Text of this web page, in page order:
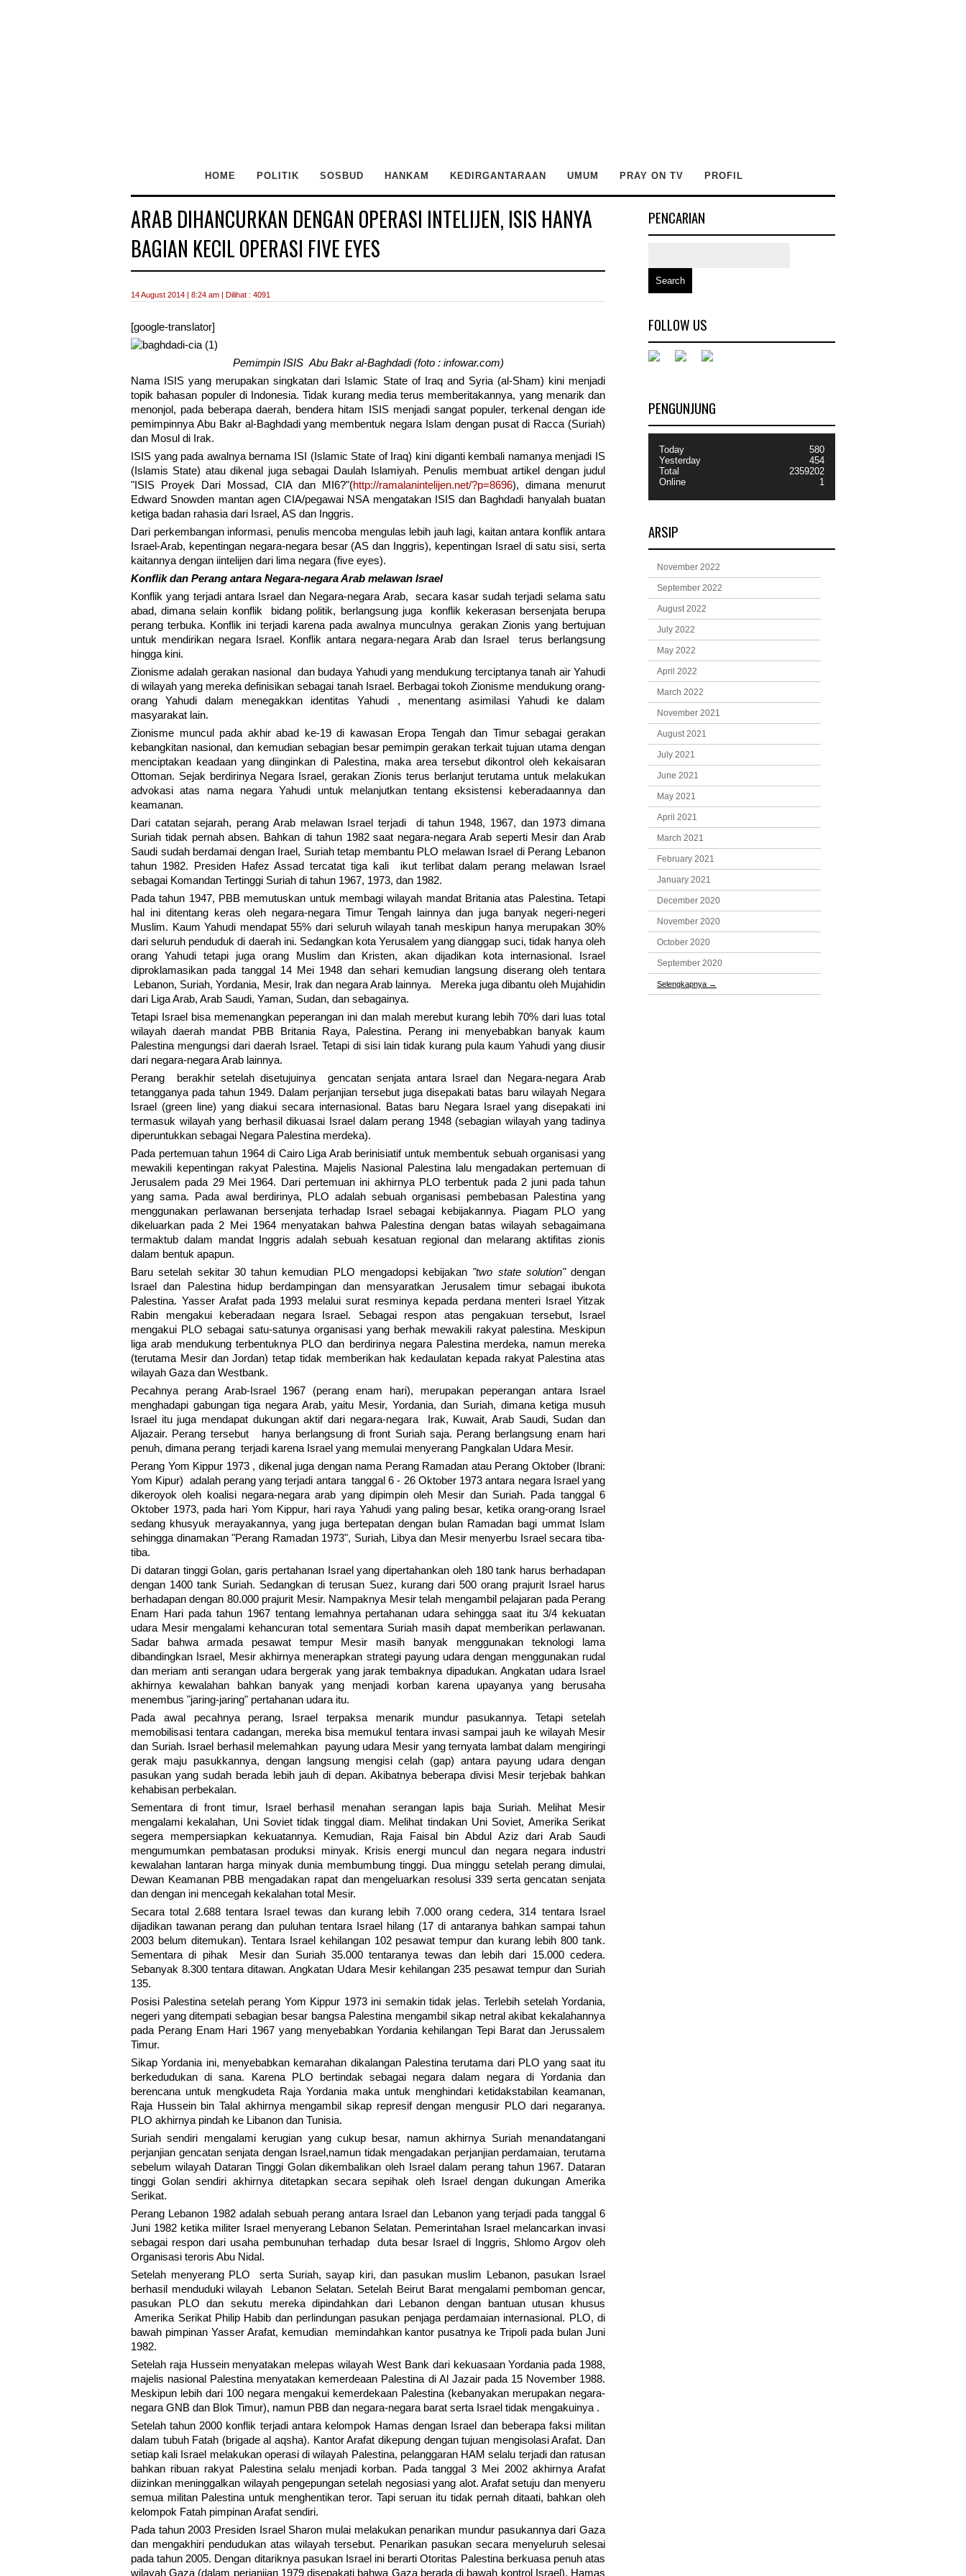
HOME POLITIK SOSBUD HANKAM KEDIRGANTARAAN UMUM PRAY ON TV PROFIL
ARAB DIHANCURKAN DENGAN OPERASI INTELIJEN, ISIS HANYA
BAGIAN KECIL OPERASI FIVE EYES
14 August 2014 | 8:24 am | Dilihat : 4091
[google-translator]
Pemimpin ISIS Abu Bakr al-Baghdadi (foto : infowar.com)
Nama ISIS yang merupakan singkatan dari Islamic State of Iraq and Syria (al-Sham) kini menjadi
topik bahasan populer di Indonesia. Tidak kurang media terus memberitakannya, yang menarik dan
menonjol, pada beberapa daerah, bendera hitam ISIS menjadi sangat populer, terkenal dengan ide
pemimpinnya Abu Bakr al-Baghdadi yang membentuk negara Islam dengan pusat di Racca (Suriah)
dan Mosul di Irak.
ISIS yang pada awalnya bernama ISI (Islamic State of Iraq) kini diganti kembali namanya menjadi IS
(Islamis State) atau dikenal juga sebagai Daulah Islamiyah. Penulis membuat artikel dengan judul
"ISIS Proyek Dari Mossad, CIA dan MI6?"(http://ramalanintelijen.net/?p=8696), dimana menurut
Edward Snowden mantan agen CIA/pegawai NSA mengatakan ISIS dan Baghdadi hanyalah buatan
ketiga badan rahasia dari Israel, AS dan Inggris.
Dari perkembangan informasi, penulis mencoba mengulas lebih jauh lagi, kaitan antara konflik antara
Israel-Arab, kepentingan negara-negara besar (AS dan Inggris), kepentingan Israel di satu sisi, serta
kaitannya dengan iintelijen dari lima negara (five eyes).
Konflik dan Perang antara Negara-negara Arab melawan Israel
Konflik yang terjadi antara Israel dan Negara-negara Arab, secara kasar sudah terjadi selama satu
abad, dimana selain konflik bidang politik, berlangsung juga konflik kekerasan bersenjata berupa
perang terbuka. Konflik ini terjadi karena pada awalnya munculnya gerakan Zionis yang bertujuan
untuk mendirikan negara Israel. Konflik antara negara-negara Arab dan Israel terus berlangsung
hingga kini.
Zionisme adalah gerakan nasional dan budaya Yahudi yang mendukung terciptanya tanah air Yahudi
di wilayah yang mereka definisikan sebagai tanah Israel. Berbagai tokoh Zionisme mendukung orang-
orang Yahudi dalam menegakkan identitas Yahudi , menentang asimilasi Yahudi ke dalam
masyarakat lain.
Zionisme muncul pada akhir abad ke-19 di kawasan Eropa Tengah dan Timur sebagai gerakan
kebangkitan nasional, dan kemudian sebagian besar pemimpin gerakan terkait tujuan utama dengan
menciptakan keadaan yang diinginkan di Palestina, maka area tersebut dikontrol oleh kekaisaran
Ottoman. Sejak berdirinya Negara Israel, gerakan Zionis terus berlanjut terutama untuk melakukan
advokasi atas nama negara Yahudi untuk melanjutkan tentang eksistensi keberadaannya dan
keamanan.
Dari catatan sejarah, perang Arab melawan Israel terjadi di tahun 1948, 1967, dan 1973 dimana
Suriah tidak pernah absen. Bahkan di tahun 1982 saat negara-negara Arab seperti Mesir dan Arab
Saudi sudah berdamai dengan Irael, Suriah tetap membantu PLO melawan Israel di Perang Lebanon
tahun 1982. Presiden Hafez Assad tercatat tiga kali ikut terlibat dalam perang melawan Israel
sebagai Komandan Tertinggi Suriah di tahun 1967, 1973, dan 1982.
Pada tahun 1947, PBB memutuskan untuk membagi wilayah mandat Britania atas Palestina. Tetapi
hal ini ditentang keras oleh negara-negara Timur Tengah lainnya dan juga banyak negeri-negeri
Muslim. Kaum Yahudi mendapat 55% dari seluruh wilayah tanah meskipun hanya merupakan 30%
dari seluruh penduduk di daerah ini. Sedangkan kota Yerusalem yang dianggap suci, tidak hanya oleh
orang Yahudi tetapi juga orang Muslim dan Kristen, akan dijadikan kota internasional. Israel
diproklamasikan pada tanggal 14 Mei 1948 dan sehari kemudian langsung diserang oleh tentara
Lebanon, Suriah, Yordania, Mesir, Irak dan negara Arab lainnya. Mereka juga dibantu oleh Mujahidin
dari Liga Arab, Arab Saudi, Yaman, Sudan, dan sebagainya.
Tetapi Israel bisa memenangkan peperangan ini dan malah merebut kurang lebih 70% dari luas total
wilayah daerah mandat PBB Britania Raya, Palestina. Perang ini menyebabkan banyak kaum
Palestina mengungsi dari daerah Israel. Tetapi di sisi lain tidak kurang pula kaum Yahudi yang diusir
dari negara-negara Arab lainnya.
Perang berakhir setelah disetujuinya gencatan senjata antara Israel dan Negara-negara Arab
tetangganya pada tahun 1949. Dalam perjanjian tersebut juga disepakati batas baru wilayah Negara
Israel (green line) yang diakui secara internasional. Batas baru Negara Israel yang disepakati ini
termasuk wilayah yang berhasil dikuasai Israel dalam perang 1948 (sebagian wilayah yang tadinya
diperuntukkan sebagai Negara Palestina merdeka).
Pada pertemuan tahun 1964 di Cairo Liga Arab berinisiatif untuk membentuk sebuah organisasi yang
mewakili kepentingan rakyat Palestina. Majelis Nasional Palestina lalu mengadakan pertemuan di
Jerusalem pada 29 Mei 1964. Dari pertemuan ini akhirnya PLO terbentuk pada 2 juni pada tahun
yang sama. Pada awal berdirinya, PLO adalah sebuah organisasi pembebasan Palestina yang
menggunakan perlawanan bersenjata terhadap Israel sebagai kebijakannya. Piagam PLO yang
dikeluarkan pada 2 Mei 1964 menyatakan bahwa Palestina dengan batas wilayah sebagaimana
termaktub dalam mandat Inggris adalah sebuah kesatuan regional dan melarang aktifitas zionis
dalam bentuk apapun.
Baru setelah sekitar 30 tahun kemudian PLO mengadopsi kebijakan "two state solution"dengan
Israel dan Palestina hidup berdampingan dan mensyaratkan Jerusalem timur sebagai ibukota
Palestina. Yasser Arafat pada 1993 melalui surat resminya kepada perdana menteri Israel Yitzak
Rabin mengakui keberadaan negara Israel. Sebagai respon atas pengakuan tersebut, Israel
mengakui PLO sebagai satu-satunya organisasi yang berhak mewakili rakyat palestina. Meskipun
liga arab mendukung terbentuknya PLO dan berdirinya negara Palestina merdeka, namun mereka
(terutama Mesir dan Jordan) tetap tidak memberikan hak kedaulatan kepada rakyat Palestina atas
wilayah Gaza dan Westbank.
Pecahnya perang Arab-Israel 1967 (perang enam hari), merupakan peperangan antara Israel
menghadapi gabungan tiga negara Arab, yaitu Mesir, Yordania, dan Suriah, dimana ketiga musuh
Israel itu juga mendapat dukungan aktif dari negara-negara Irak, Kuwait, Arab Saudi, Sudan dan
Aljazair. Perang tersebut hanya berlangsung di front Suriah saja. Perang berlangsung enam hari
penuh, dimana perang terjadi karena Israel yang memulai menyerang Pangkalan Udara Mesir.
Perang Yom Kippur 1973 , dikenal juga dengan nama Perang Ramadan atau Perang Oktober (Ibrani:
Yom Kipur) adalah perang yang terjadi antara tanggal 6 - 26 Oktober 1973 antara negara Israel yang
dikeroyok oleh koalisi negara-negara arab yang dipimpin oleh Mesir dan Suriah. Pada tanggal 6
Oktober 1973, pada hari Yom Kippur, hari raya Yahudi yang paling besar, ketika orang-orang Israel
sedang khusyuk merayakannya, yang juga bertepatan dengan bulan Ramadan bagi ummat Islam
sehingga dinamakan "Perang Ramadan 1973", Suriah, Libya dan Mesir menyerbu Israel secara tiba-
tiba.
Di dataran tinggi Golan, garis pertahanan Israel yang dipertahankan oleh 180 tank harus berhadapan
dengan 1400 tank Suriah. Sedangkan di terusan Suez, kurang dari 500 orang prajurit Israel harus
berhadapan dengan 80.000 prajurit Mesir. Nampaknya Mesir telah mengambil pelajaran pada Perang
Enam Hari pada tahun 1967 tentang lemahnya pertahanan udara sehingga saat itu 3/4 kekuatan
udara Mesir mengalami kehancuran total sementara Suriah masih dapat memberikan perlawanan.
Sadar bahwa armada pesawat tempur Mesir masih banyak menggunakan teknologi lama
dibandingkan Israel, Mesir akhirnya menerapkan strategi payung udara dengan menggunakan rudal
dan meriam anti serangan udara bergerak yang jarak tembaknya dipadukan. Angkatan udara Israel
akhirnya kewalahan bahkan banyak yang menjadi korban karena upayanya yang berusaha
menembus "jaring-jaring" pertahanan udara itu.
Pada awal pecahnya perang, Israel terpaksa menarik mundur pasukannya. Tetapi setelah
memobilisasi tentara cadangan, mereka bisa memukul tentara invasi sampai jauh ke wilayah Mesir
dan Suriah. Israel berhasil melemahkan payung udara Mesir yang ternyata lambat dalam mengiringi
gerak maju pasukkannya, dengan langsung mengisi celah (gap) antara payung udara dengan
pasukan yang sudah berada lebih jauh di depan. Akibatnya beberapa divisi Mesir terjebak bahkan
kehabisan perbekalan.
Sementara di front timur, Israel berhasil menahan serangan lapis baja Suriah. Melihat Mesir
mengalami kekalahan, Uni Soviet tidak tinggal diam. Melihat tindakan Uni Soviet, Amerika Serikat
segera mempersiapkan kekuatannya. Kemudian, Raja Faisal bin Abdul Aziz dari Arab Saudi
mengumumkan pembatasan produksi minyak. Krisis energi muncul dan negara negara industri
kewalahan lantaran harga minyak dunia membumbung tinggi. Dua minggu setelah perang dimulai,
Dewan Keamanan PBB mengadakan rapat dan mengeluarkan resolusi 339 serta gencatan senjata
dan dengan ini mencegah kekalahan total Mesir.
Secara total 2.688 tentara Israel tewas dan kurang lebih 7.000 orang cedera, 314 tentara Israel
dijadikan tawanan perang dan puluhan tentara Israel hilang (17 di antaranya bahkan sampai tahun
2003 belum ditemukan). Tentara Israel kehilangan 102 pesawat tempur dan kurang lebih 800 tank.
Sementara di pihak Mesir dan Suriah 35.000 tentaranya tewas dan lebih dari 15.000 cedera.
Sebanyak 8.300 tentara ditawan. Angkatan Udara Mesir kehilangan 235 pesawat tempur dan Suriah
135.
Posisi Palestina setelah perang Yom Kippur 1973 ini semakin tidak jelas. Terlebih setelah Yordania,
negeri yang ditempati sebagian besar bangsa Palestina mengambil sikap netral akibat kekalahannya
pada Perang Enam Hari 1967 yang menyebabkan Yordania kehilangan Tepi Barat dan Jerussalem
Timur.
Sikap Yordania ini, menyebabkan kemarahan dikalangan Palestina terutama dari PLO yang saat itu
berkedudukan di sana. Karena PLO bertindak sebagai negara dalam negara di Yordania dan
berencana untuk mengkudeta Raja Yordania maka untuk menghindari ketidakstabilan keamanan,
Raja Hussein bin Talal akhirnya mengambil sikap represif dengan mengusir PLO dari negaranya.
PLO akhirnya pindah ke Libanon dan Tunisia.
Suriah sendiri mengalami kerugian yang cukup besar, namun akhirnya Suriah menandatangani
perjanjian gencatan senjata dengan Israel,namun tidak mengadakan perjanjian perdamaian, terutama
sebelum wilayah Dataran Tinggi Golan dikembalikan oleh Israel dalam perang tahun 1967. Dataran
tinggi Golan sendiri akhirnya ditetapkan secara sepihak oleh Israel dengan dukungan Amerika
Serikat.
Perang Lebanon 1982 adalah sebuah perang antara Israel dan Lebanon yang terjadi pada tanggal 6
Juni 1982 ketika militer Israel menyerang Lebanon Selatan. Pemerintahan Israel melancarkan invasi
sebagai respon dari usaha pembunuhan terhadap duta besar Israel di Inggris, Shlomo Argov oleh
Organisasi teroris Abu Nidal.
Setelah menyerang PLO serta Suriah, sayap kiri, dan pasukan muslim Lebanon, pasukan Israel
berhasil menduduki wilayah Lebanon Selatan. Setelah Beirut Barat mengalami pemboman gencar,
pasukan PLO dan sekutu mereka dipindahkan dari Lebanon dengan bantuan utusan khusus
Amerika Serikat Philip Habib dan perlindungan pasukan penjaga perdamaian internasional. PLO, di
bawah pimpinan Yasser Arafat, kemudian memindahkan kantor pusatnya ke Tripoli pada bulan Juni
1982.
Setelah raja Hussein menyatakan melepas wilayah West Bank dari kekuasaan Yordania pada 1988,
majelis nasional Palestina menyatakan kemerdeaan Palestina di Al Jazair pada 15 November 1988.
Meskipun lebih dari 100 negara mengakui kemerdekaan Palestina (kebanyakan merupakan negara-
negara GNB dan Blok Timur), namun PBB dan negara-negara barat serta Israel tidak mengakuinya .
Setelah tahun 2000 konflik terjadi antara kelompok Hamas dengan Israel dan beberapa faksi militan
dalam tubuh Fatah (brigade al aqsha). Kantor Arafat dikepung dengan tujuan mengisolasi Arafat. Dan
setiap kali Israel melakukan operasi di wilayah Palestina, pelanggaran HAM selalu terjadi dan ratusan
bahkan ribuan rakyat Palestina selalu menjadi korban. Pada tanggal 3 Mei 2002 akhirnya Arafat
diizinkan meninggalkan wilayah pengepungan setelah negosiasi yang alot. Arafat setuju dan menyeru
semua militan Palestina untuk menghentikan teror. Tapi seruan itu tidak pernah ditaati, bahkan oleh
kelompok Fatah pimpinan Arafat sendiri.
Pada tahun 2003 Presiden Israel Sharon mulai melakukan penarikan mundur pasukannya dari Gaza
dan mengakhiri pendudukan atas wilayah tersebut. Penarikan pasukan secara menyeluruh selesai
pada tahun 2005. Dengan ditariknya pasukan Israel ini berarti Otoritas Palestina berkuasa penuh atas
wilayah Gaza (dalam perjanjian 1979 disepakati bahwa Gaza berada di bawah kontrol Israel). Hamas
PENCARIAN
FOLLOW US
PENGUNJUNG
Today
Yesterday
Total
Online
580
454
2359202
1
ARSIP
November 2022
September 2022
August 2022
July 2022
May 2022
April 2022
March 2022
November 2021
August 2021
July 2021
June 2021
May 2021
April 2021
March 2021
February 2021
January 2021
December 2020
November 2020
October 2020
September 2020
Selengkapnya →